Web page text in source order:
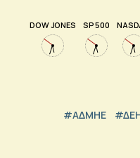
DOW JONES SP 500
#ΑΔΜΗΕ